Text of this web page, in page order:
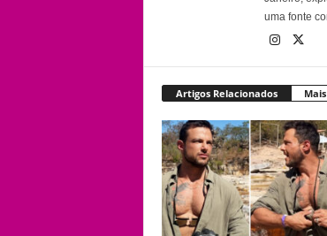
uma fonte
Artigos Relacionados